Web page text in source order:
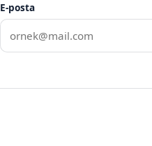
E-posta